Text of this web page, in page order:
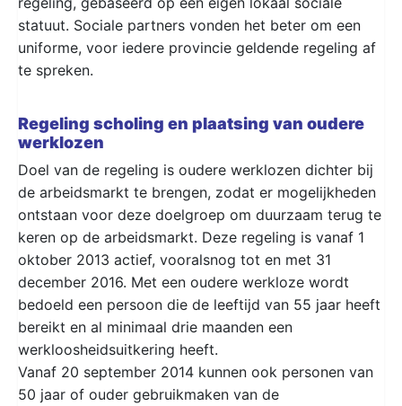
statuut. Sociale partners vonden het beter om een
uniforme, voor iedere provincie geldende regeling af
te spreken.
Regeling scholing en plaatsing van oudere
werklozen
Doel van de regeling is oudere werklozen dichter bij
de arbeidsmarkt te brengen, zodat er mogelijkheden
ontstaan voor deze doelgroep om duurzaam terug te
keren op de arbeidsmarkt. Deze regeling is vanaf 1
oktober 2013 actief, vooralsnog tot en met 31
december 2016. Met een oudere werkloze wordt
bedoeld een persoon die de leeftijd van 55 jaar heeft
bereikt en al minimaal drie maanden een
werkloosheidsuitkering heeft.
Vanaf 20 september 2014 kunnen ook personen van
50 jaar of ouder gebruikmaken van de